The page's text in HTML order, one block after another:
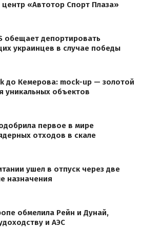
«Автотор Спорт Плаза»
обещает депортировать
украинцев в случае победы
до Кемерова: mock-up — золотой
уникальных объектов
первое в мире
отходов в скале
ушел в отпуск через две
назначения
обмелила Рейн и Дунай,
и АЭС